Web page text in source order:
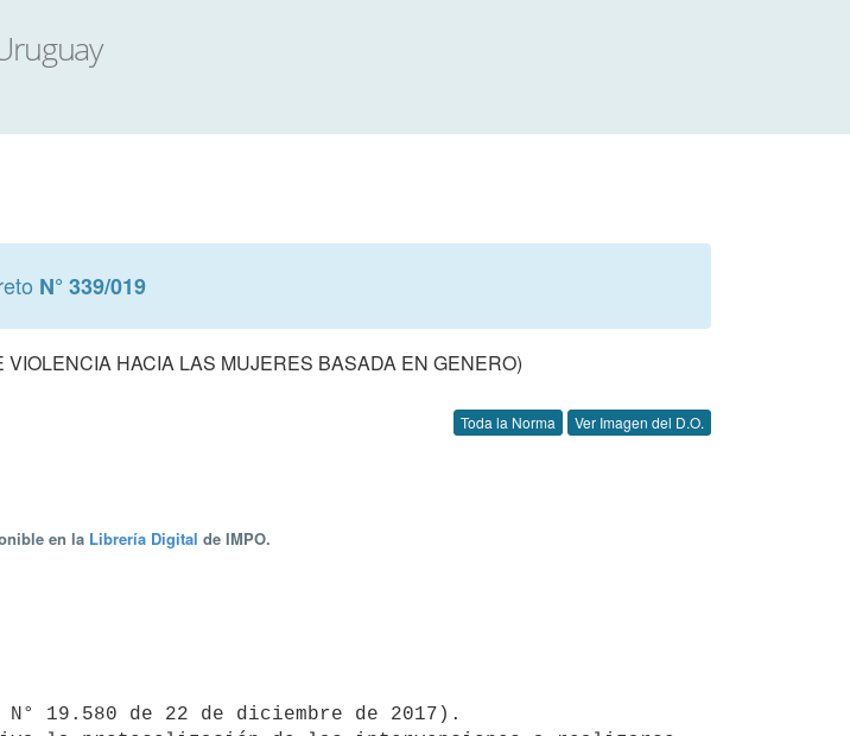
N° 339/019
HACIA LAS MUJERES BASADA EN GENERO)
Toda la Norma Ver Imagen del D.O.
en la Librería Digital de IMPO.